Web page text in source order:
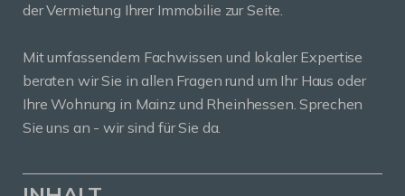
der Vermietung Ihrer Immobilie zur Seite.
Mit umfassendem Fachwissen und lokaler Expertise
beraten wir Sie in allen Fragen rund um Ihr Haus oder
Ihre Wohnung in Mainz und Rheinhessen. Sprechen
Sie uns an - wir sind für Sie da.